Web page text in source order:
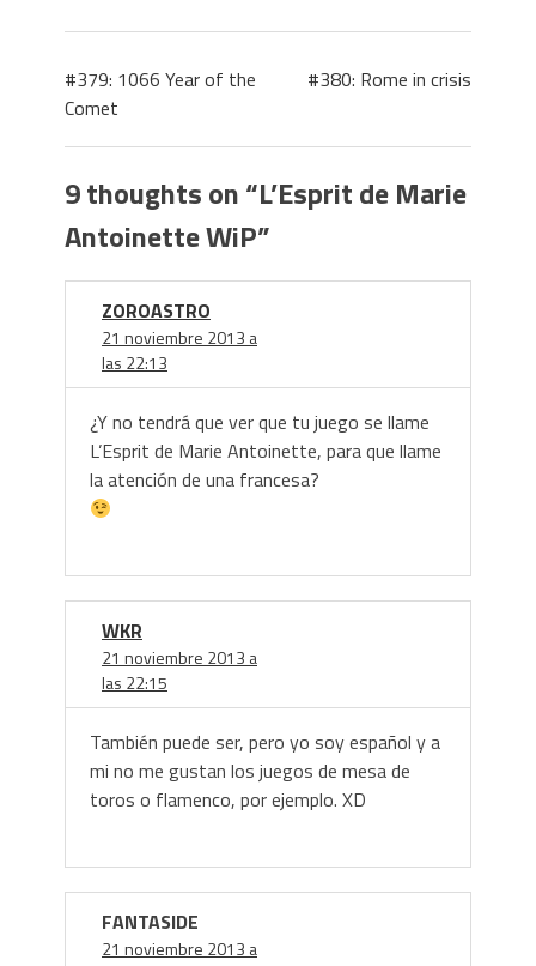
#379: 1066 Year of the
Comet
#380: Rome in crisis
9 thoughts on “L’Esprit de Marie
Antoinette WiP”
ZOROASTRO
21 noviembre 2013 a
las 22:13
¿Y no tendrá que ver que tu juego se llame
L’Esprit de Marie Antoinette, para que llame
la atención de una francesa?
WKR
21 noviembre 2013 a
las 22:15
También puede ser, pero yo soy español y a
mi no me gustan los juegos de mesa de
toros o flamenco, por ejemplo. XD
FANTASIDE
21 noviembre 2013 a